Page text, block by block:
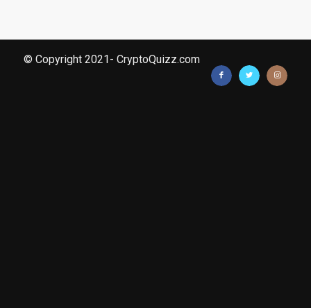
© Copyright 2021- CryptoQuizz.com